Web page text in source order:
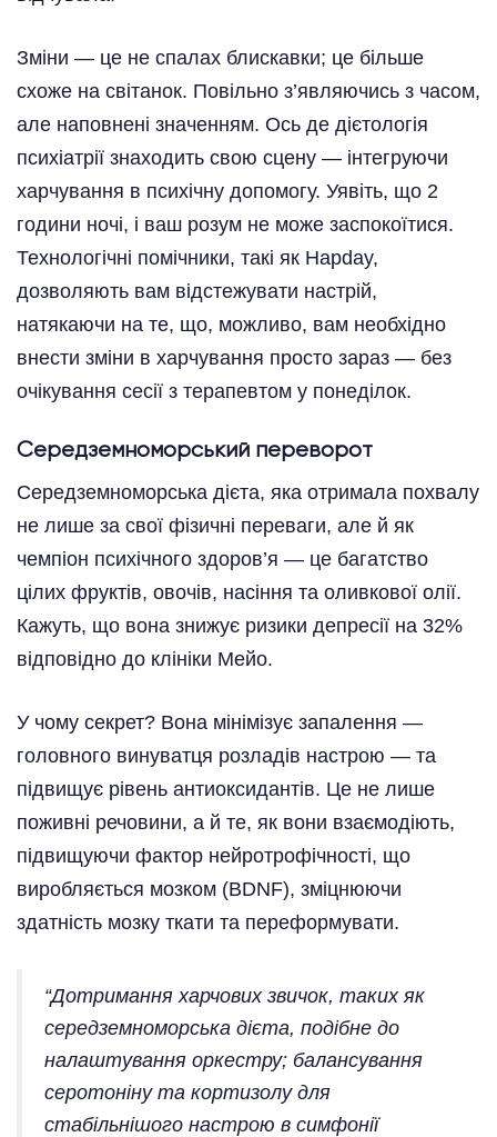
Зміни — це не спалах блискавки; це більше
схоже на світанок. Повільно з’являючись з часом,
але наповнені значенням. Ось де дієтологія
психіатрії знаходить свою сцену — інтегруючи
харчування в психічну допомогу. Уявіть, що 2
години ночі, і ваш розум не може заспокоїтися.
Технологічні помічники, такі як Hapday,
дозволяють вам відстежувати настрій,
натякаючи на те, що, можливо, вам необхідно
внести зміни в харчування просто зараз — без
очікування сесії з терапевтом у понеділок.
Середземноморський переворот
Середземноморська дієта, яка отримала похвалу
не лише за свої фізичні переваги, але й як
чемпіон психічного здоров’я — це багатство
цілих фруктів, овочів, насіння та оливкової олії.
Кажуть, що вона знижує ризики депресії на 32%
відповідно до клініки Мейо.
У чому секрет? Вона мінімізує запалення —
головного винуватця розладів настрою — та
підвищує рівень антиоксидантів. Це не лише
поживні речовини, а й те, як вони взаємодіють,
підвищуючи фактор нейротрофічності, що
виробляється мозком (BDNF), зміцнюючи
здатність мозку ткати та переформувати.
“Дотримання харчових звичок, таких як
середземноморська дієта, подібне до
налаштування оркестру; балансування
серотоніну та кортизолу для
стабільнішого настрою в симфонії